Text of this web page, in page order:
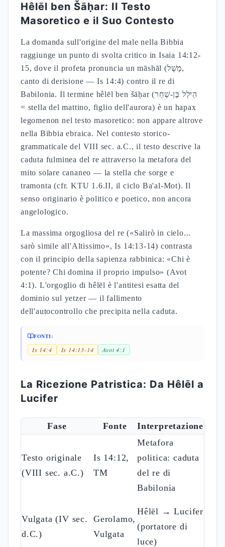
Hêlēl ben Šāḥar: Il Testo
Masoretico e il Suo Contesto
La domanda sull'origine del male nella Bibbia
raggiunge un punto di svolta critico in Isaia 14:12-
15, dove il profeta pronuncia un māshāl (מָשָׁל,
canto di derisione — Is 14:4) contro il re di
Babilonia. Il termine hêlēl ben šāḥar (הֵילֵל בֶּן-שַׁחַר
= stella del mattino, figlio dell'aurora) è un hapax
legomenon nel testo masoretico: non appare altrove
nella Bibbia ebraica. Nel contesto storico-
grammaticale del VIII sec. a.C., il testo descrive la
caduta fulminea del re attraverso la metafora del
mito solare cananeo — la stella che sorge e
tramonta (cfr. KTU 1.6.II, il ciclo Ba'al-Mot). Il
senso originario è politico e poetico, non ancora
angelologico.
La massima orgogliosa del re («Salirò in cielo...
sarò simile all'Altissimo», Is 14:13-14) contrasta
con il principio della sapienza rabbinica: «Chi è
potente? Chi domina il proprio impulso» (Avot
4:1). L'orgoglio di hêlēl è l'antitesi esatta del
dominio sul yetzer — il fallimento
dell'autocontrollo che precipita nella caduta.
FONTI:
Is 14:4 Is 14:13-14 Avot 4:1
La Ricezione Patristica: Da Hêlēl a
Lucifer
Fase Fonte Interpretazione
Testo originale
(VIII sec. a.C.)
Is 14:12,
TM
Metafora
politica: caduta
del re di
Babilonia
Vulgata (IV sec.
d.C.)
Gerolamo,
Vulgata
Hêlēl → Lucifer
(portatore di
luce)